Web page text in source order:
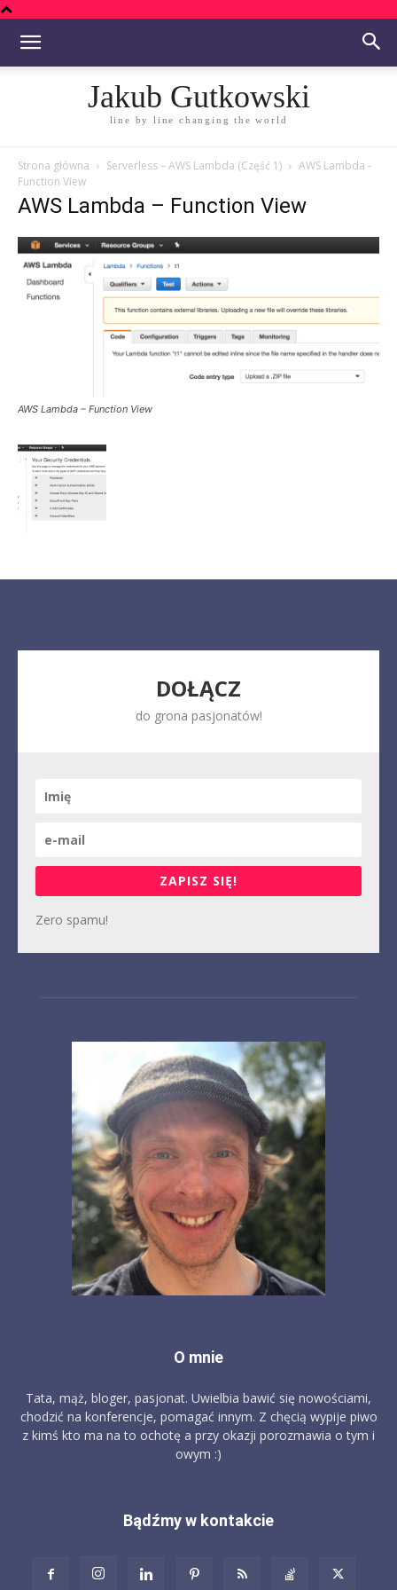
Jakub Gutkowski
line by line changing the world
Strona główna Serverless – AWS Lambda (Część 1)
AWS Lambda -
Function View
AWS Lambda – Function View
AWS Lambda – Function View
DOŁĄCZ
do grona pasjonatów!
ZAPISZ SIĘ!
Zero spamu!
O mnie
Tata, mąż, bloger, pasjonat. Uwielbia bawić się nowościami,
chodzić na konferencje, pomagać innym. Z chęcią wypije piwo
z kimś kto ma na to ochotę a przy okazji porozmawia o tym i
owym :)
Bądźmy w kontakcie